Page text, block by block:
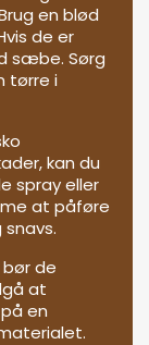
en blød
de er
sæbe. Sørg
tørre i
kan du
spray eller
at påføre
bør de
at
en